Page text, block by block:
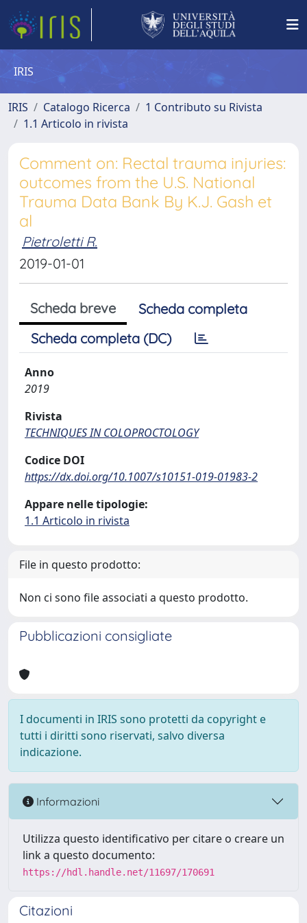
IRIS
IRIS Catalogo Ricerca
1 Contributo su Rivista
1.1 Articolo in rivista
Comment on: Rectal trauma injuries:
outcomes from the U.S. National
Trauma Data Bank By K.J. Gash et
al
Pietroletti R.
2019-01-01
Scheda breve
Scheda completa
Scheda completa (DC)
Anno
2019
Rivista
TECHNIQUES IN COLOPROCTOLOGY
Codice DOI
https://dx.doi.org/10.1007/s10151-019-01983-2
Appare nelle tipologie:
1.1 Articolo in rivista
File in questo prodotto:
Non ci sono file associati a questo prodotto.
Pubblicazioni consigliate
I documenti in IRIS sono protetti da copyright e
tutti i diritti sono riservati, salvo diversa
indicazione.
Informazioni
Utilizza questo identificativo per citare o creare un
link a questo documento:
https://hdl.handle.net/11697/170691
Citazioni